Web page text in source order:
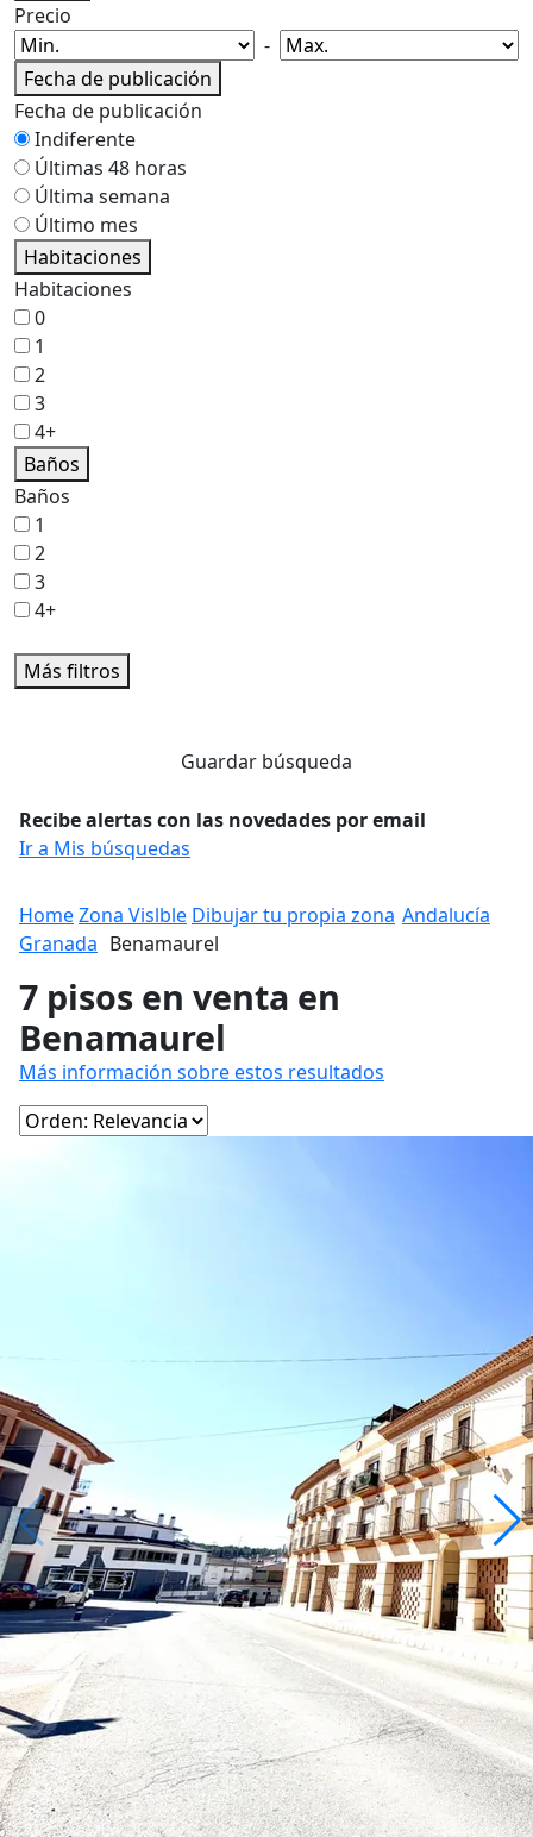
Precio
-
Fecha de publicación
Fecha de publicación
Indiferente
Últimas 48 horas
Última semana
Último mes
Habitaciones
Habitaciones
0
1
2
3
4+
Baños
Baños
1
2
3
4+
Más filtros
Guardar búsqueda
Recibe alertas con las novedades por email
Ir a Mis búsquedas
HomeZona Vislble Dibujar tu propia zona Andalucía
Granada Benamaurel
7 pisos en venta en
Benamaurel
Más información sobre estos resultados